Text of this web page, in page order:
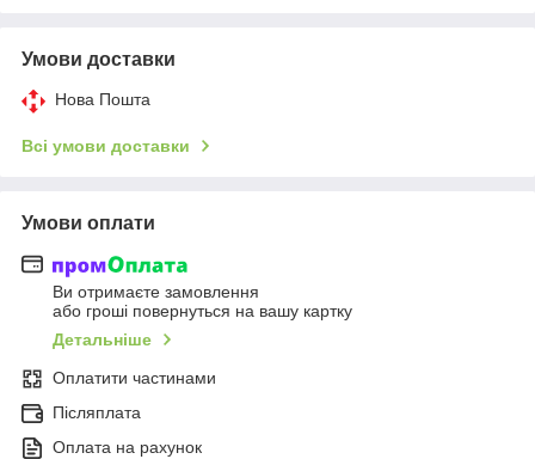
Умови доставки
Нова Пошта
Всі умови доставки
Умови оплати
Ви отримаєте замовлення
або гроші повернуться на вашу картку
Детальніше
Оплатити частинами
Післяплата
Оплата на рахунок